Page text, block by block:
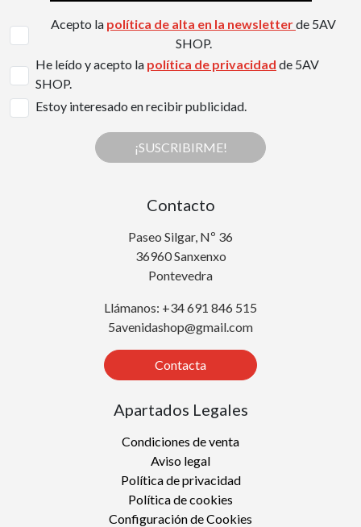
Acepto la política de alta en la newsletterde 5AV
SHOP.
He leído y acepto la política de privacidad de 5AV
SHOP.
Estoy interesado en recibir publicidad.
¡SUSCRIBIRME!
Contacto
Paseo Silgar, Nº 36
36960 Sanxenxo
Pontevedra
Llámanos: +34 691 846 515
5avenidashop@gmail.com
Contacta
Apartados Legales
Condiciones de venta
Aviso legal
Política de privacidad
Política de cookies
Configuración de Cookies